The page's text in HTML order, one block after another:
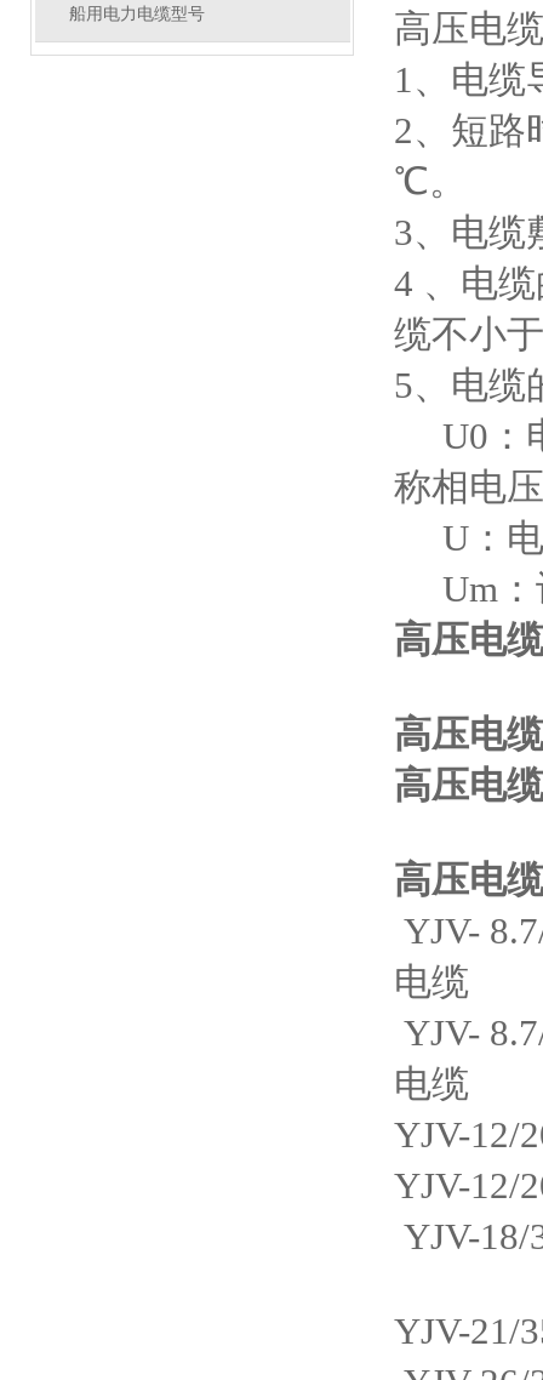
船用电力电缆型号
高压电
1、电缆
2、短路
℃。
3、电缆
4 、电
缆不小
5、电缆
U0：
称相电
U：电
Um：
高压电缆
高压电缆
高压电缆
高压电缆
YJV-
电缆
YJV-
电缆
YJV-12/
YJV-12/
YJV-
YJV-21/